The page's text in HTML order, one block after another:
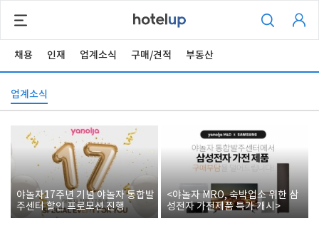
채용 인재 업계소식 구매/견적 부동산
업계소식
야놀자17주년 기념 야놀자 통합발
주센터 할인 프로모션 진행
<야놀자 MRO, 숙박업소 위한 삼
성전자 가전제품 특가 개시>